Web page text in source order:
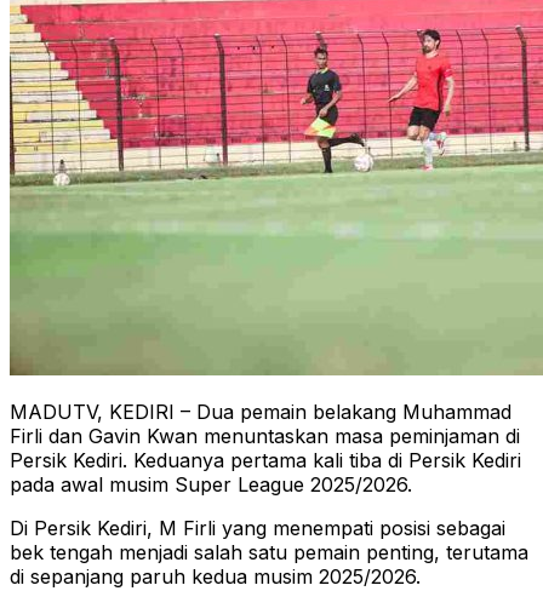
MADUTV, KEDIRI – Dua pemain belakang Muhammad
Firli dan Gavin Kwan menuntaskan masa peminjaman di
Persik Kediri. Keduanya pertama kali tiba di Persik Kediri
pada awal musim Super League 2025/2026.
Di Persik Kediri, M Firli yang menempati posisi sebagai
bek tengah menjadi salah satu pemain penting, terutama
di sepanjang paruh kedua musim 2025/2026.